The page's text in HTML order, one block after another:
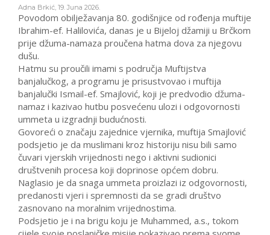
Adna Brkić, 19. Juna 2026.
Povodom obilježavanja 80. godišnjice od rođenja muftije
Ibrahim-ef. Halilovića, danas je u Bijeloj džamiji u Brčkom
prije džuma-namaza proučena hatma dova za njegovu
dušu.
Hatmu su proučili imami s područja Muftijstva
banjalučkog, a programu je prisustvovao i muftija
banjalučki Ismail-ef. Smajlović, koji je predvodio džuma-
namaz i kazivao hutbu posvećenu ulozi i odgovornosti
ummeta u izgradnji budućnosti.
Govoreći o značaju zajednice vjernika, muftija Smajlović
podsjetio je da muslimani kroz historiju nisu bili samo
čuvari vjerskih vrijednosti nego i aktivni sudionici
društvenih procesa koji doprinose općem dobru.
Naglasio je da snaga ummeta proizlazi iz odgovornosti,
predanosti vjeri i spremnosti da se gradi društvo
zasnovano na moralnim vrijednostima.
Podsjetio je i na brigu koju je Muhammed, a.s., tokom